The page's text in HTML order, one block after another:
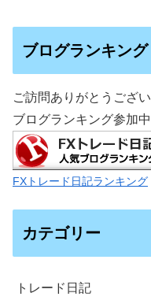
ブログランキング
ご訪問ありがとうござい
ブログランキング参加
FXトレード日記ランキング
カテゴリー
トレード日記